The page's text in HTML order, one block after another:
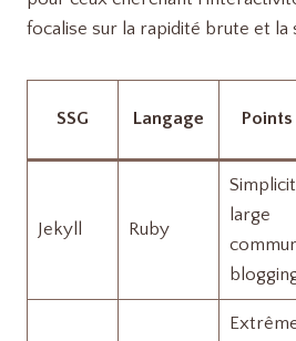
focalise sur la rapidité brute et la
SSG Langage
Jekyll Ruby
large